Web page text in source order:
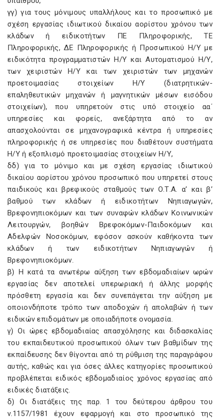
γγ) για τους μόνιμους υπαλλήλους και το προσωπικό με
σχέση εργασίας ιδιωτικού δικαίου αορίστου χρόνου των
κλάδων ή ειδικοτήτων ΠΕ Πληροφορικής, ΤΕ
Πληροφορικής, ΔΕ Πληροφορικής ή Προσωπικού Η/Υ με
ειδικότητα προγραμματιστών Η/Υ και Αυτοματισμού Η/Υ,
των χειριστών Η/Υ και των χειριστών των μηχανών
προετοιμασίας στοιχείων Η/Υ (διατρητικών-
επαληθευτικών μηχανών ή μαγνητικών μέσων εισόδου
στοιχείων), που υπηρετούν στις υπό στοιχείο αα΄
υπηρεσίες και φορείς, ανεξάρτητα από το αν
απασχολούνται σε μηχανογραφικά κέντρα ή υπηρεσίες
πληροφορικής ή σε υπηρεσίες που διαθέτουν συστήματα
Η/Υ ή εξοπλισμό προετοιμασίας στοιχείων Η/Υ,
δδ) για το μόνιμο και με σχέση εργασίας ιδιωτικού
δικαίου αορίστου χρόνου προσωπικό που υπηρετεί στους
παιδικούς και βρεφικούς σταθμούς των Ο.Τ.Α. α’ και β’
βαθμού των κλάδων ή ειδικοτήτων Νηπιαγωγών,
Βρεφονηπιοκόμων και των συναφών κλάδων Κοινωνικών
Λειτουργών, βοηθών Βρεφοκόμων-Παιδοκόμων και
Αδελφών Νοσοκόμων, εφόσον ασκούν καθήκοντα των
κλάδων ή των ειδικοτήτων Νηπιαγωγών ή
Βρεφονηπιοκόμων.
β) Η κατά τα ανωτέρω αύξηση των εβδομαδιαίων ωρών
εργασίας δεν αποτελεί υπερωριακή ή άλλης μορφής
πρόσθετη εργασία και δεν συνεπάγεται την αύξηση με
οποιονδήποτε τρόπο των αποδοχών ή απολαβών ή των
ειδικών επιδομάτων με οποιαδήποτε ονομασία.
γ) Οι ώρες εβδομαδιαίας απασχόλησης και διδασκαλίας
του εκπαιδευτικού προσωπικού όλων των βαθμίδων της
εκπαίδευσης δεν θίγονται από τη ρύθμιση της παραγράφου
αυτής, καθώς και για όσες άλλες κατηγορίες προσωπικού
προβλέπεται ειδικός εβδομαδιαίος χρόνος εργασίας από
ειδικές διατάξεις.
δ) Οι διατάξεις της παρ. 1 του δεύτερου άρθρου του
ν.1157/1981 έχουν εφαρμογή και στο προσωπικό της